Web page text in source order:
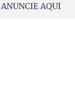
ANUNCIE AQUI